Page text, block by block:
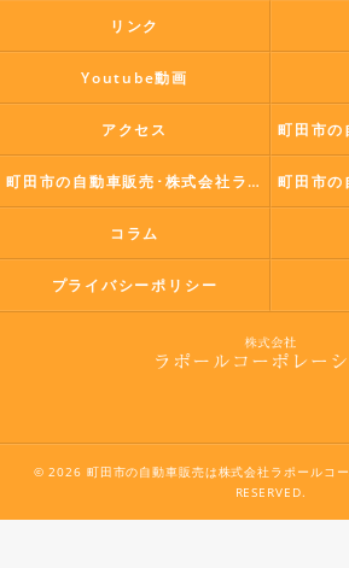
リンク
Youtube動画
アクセス
町田市の自動車販売･株式会社ラポールコーポレーションの評判
コラム
プライバシーポリシー
© 2026 町田市の自動車販売は株式会社ラポールコ
RESERVED.